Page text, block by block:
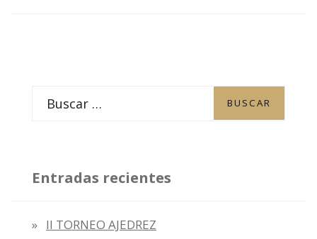
Entradas recientes
II TORNEO AJEDREZ